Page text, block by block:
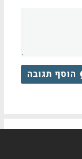
הוסף תגובה